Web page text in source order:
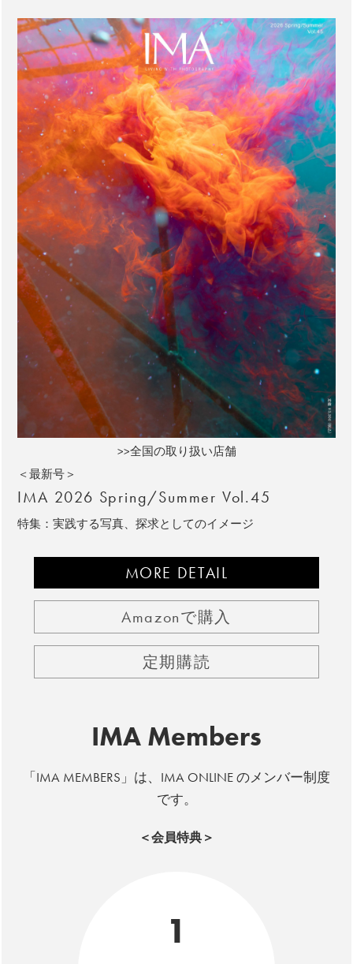
>>全国の取り扱い店舗
＜最新号＞
IMA 2026 Spring/Summer Vol.45
特集：実践する写真、探求としてのイメージ
MORE DETAIL
Amazonで購入
定期購読
IMA Members
「IMA MEMBERS」は、IMA ONLINE のメンバー制度
です。
＜会員特典＞
1